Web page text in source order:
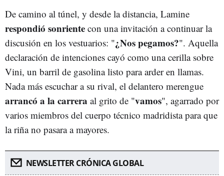
De camino al túnel, y desde la distancia, Lamine
respondió sonriente con una invitación a continuar la
discusión en los vestuarios: "¿Nos pegamos?". Aquella
declaración de intenciones cayó como una cerilla sobre
Vini, un barril de gasolina listo para arder en llamas.
Nada más escuchar a su rival, el delantero merengue
arrancó a la carrera al grito de "vamos", agarrado por
varios miembros del cuerpo técnico madridista para que
la riña no pasara a mayores.
NEWSLETTER CRÓNICA GLOBAL